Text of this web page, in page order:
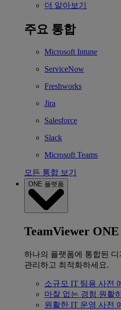
더 알아보기
주요 통합
Microsoft Intune
ServiceNow
Freshworks
Jira
Salesforce
Slack
Microsoft Teams
모든 통합 보기
ONE 플랫폼
TeamViewer
하나의 플랫폼에 통합된
관리하고 최적화하세요.
소규모 IT 팀용 사전
마찰 없는 경험 원활
원활한 IT 운영 사전